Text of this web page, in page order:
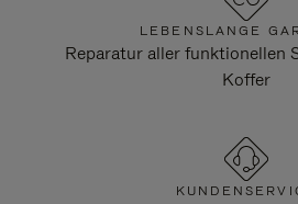
LEBENSLANGE
Reparatur aller funktionellen
Koffer